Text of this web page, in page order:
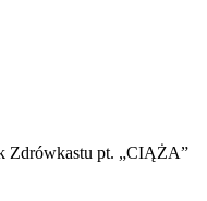
Zdrówkastu pt. „CIĄŻA”